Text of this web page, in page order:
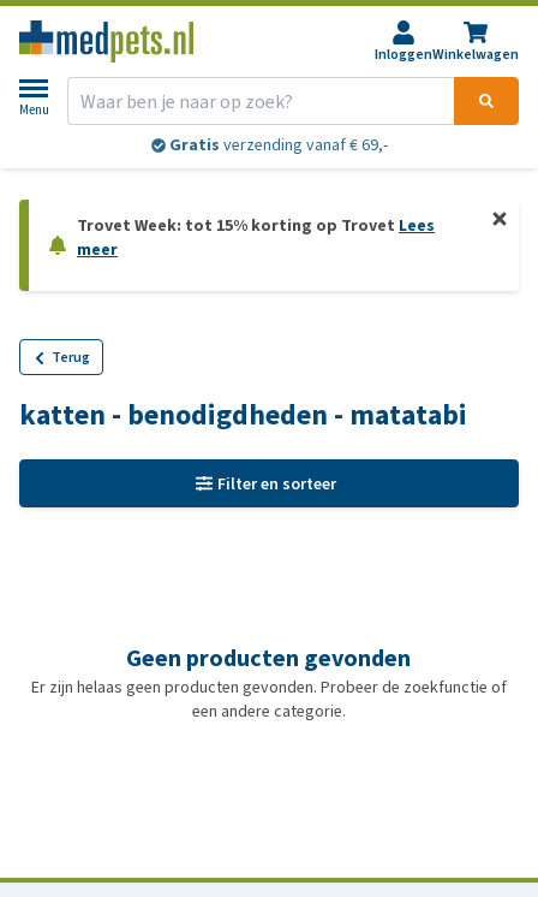
InloggenWinkelwagen
Menu
Gratis verzending vanaf € 69,-
Trovet Week: tot 15% korting op Trovet Lees
meer
Terug
katten - benodigdheden - matatabi
Filter en sorteer
Geen producten gevonden
Er zijn helaas geen producten gevonden. Probeer de zoekfunctie of
een andere categorie.